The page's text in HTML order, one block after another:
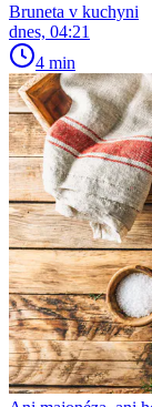
Bruneta v kuchyni
dnes, 04:21
4 min